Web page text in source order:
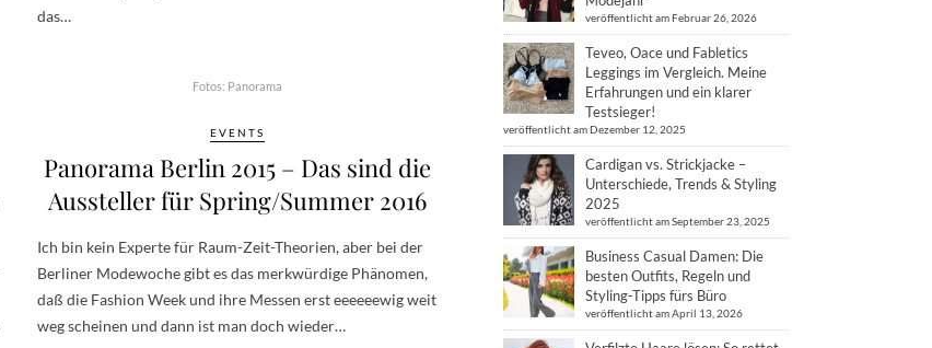
das…
Fotos: Panorama
EVENTS
Panorama Berlin 2015 – Das sind die
Aussteller für Spring/Summer 2016
Ich bin kein Experte für Raum-Zeit-Theorien, aber bei der
Berliner Modewoche gibt es das merkwürdige Phänomen,
daß die Fashion Week und ihre Messen erst eeeeeewig weit
weg scheinen und dann ist man doch wieder…
veröffentlicht am Februar 26, 2026
Teveo, Oace und Fabletics
Leggings im Vergleich. Meine
Erfahrungen und ein klarer
Testsieger!
veröffentlicht am Dezember 12, 2025
Cardigan vs. Strickjacke –
Unterschiede, Trends & Styling
2025
veröffentlicht am September 23, 2025
Business Casual Damen: Die
besten Outfits, Regeln und
Styling-Tipps fürs Büro
veröffentlicht am April 13, 2026